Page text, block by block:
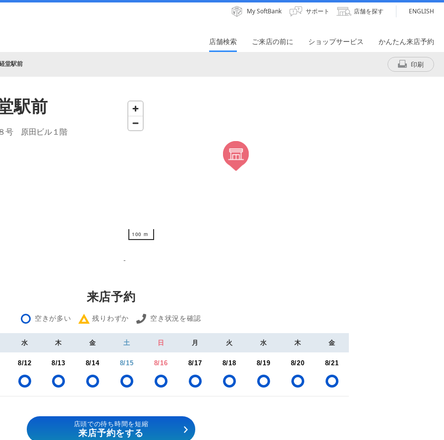
My SoftBank サポート 店舗を探す ENGLISH
店舗検索 ご来店の前に ショップサービス かんたん来店予約
堂駅前 印刷
駅前
号 原田ビル１階
100 m
100 m
-
来店予約
空きが多い 残りわずか 空き状況を確認
水 木 金 土 日 月 火 水 木 金
8/12 8/13 8/14 8/15 8/16 8/17 8/18 8/19 8/20 8/21
店頭での待ち時間を短縮
来店予約をする